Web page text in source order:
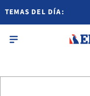
TEMAS DEL DÍA: